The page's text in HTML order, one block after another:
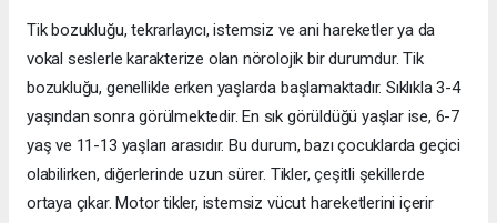
Tik bozukluğu, tekrarlayıcı, istemsiz ve ani hareketler ya da
vokal seslerle karakterize olan nörolojik bir durumdur. Tik
bozukluğu, genellikle erken yaşlarda başlamaktadır. Sıklıkla 3-4
yaşından sonra görülmektedir. En sık görüldüğü yaşlar ise, 6-7
yaş ve 11-13 yaşları arasıdır. Bu durum, bazı çocuklarda geçici
olabilirken, diğerlerinde uzun sürer. Tikler, çeşitli şekillerde
ortaya çıkar. Motor tikler, istemsiz vücut hareketlerini içerir